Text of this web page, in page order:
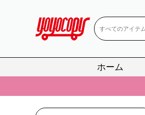
ホーム